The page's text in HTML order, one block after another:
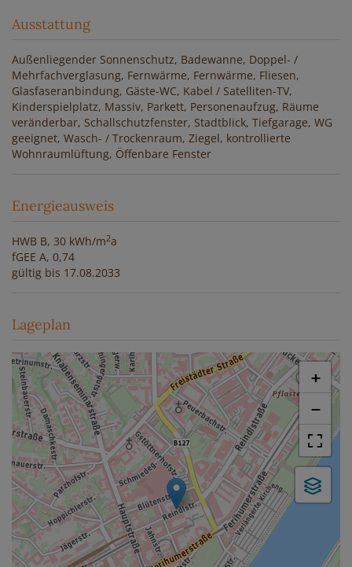
Ausstattung
Außenliegender Sonnenschutz Badewanne Doppel- /
Mehrfachverglasung Fernwärme Fernwärme Fliesen
Glasfaseranbindung Gäste-WC Kabel / Satelliten-TV
Kinderspielplatz Massiv Parkett Personenaufzug Räume
veränderbar Schallschutzfenster Stadtblick Tiefgarage WG
geeignet Wasch- / Trockenraum Ziegel kontrollierte
Wohnraumlüftung Öffenbare Fenster
Energieausweis
HWB B, 30 kWh/m2a
fGEE A, 0,74
gültig bis 17.08.2033
Lageplan
+
−